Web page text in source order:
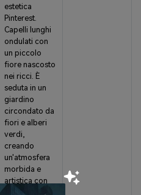
estetica
Pinterest.
Capelli lunghi
ondulati con
un piccolo
fiore nascosto
nei ricci. È
seduta in un
giardino
circondato da
fiori e alberi
verdi,
creando
un'atmosfera
morbida e
artistica con
luce naturale e